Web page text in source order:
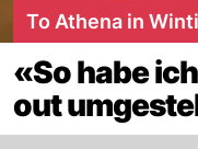
To Athena in Winti
«So habe
out